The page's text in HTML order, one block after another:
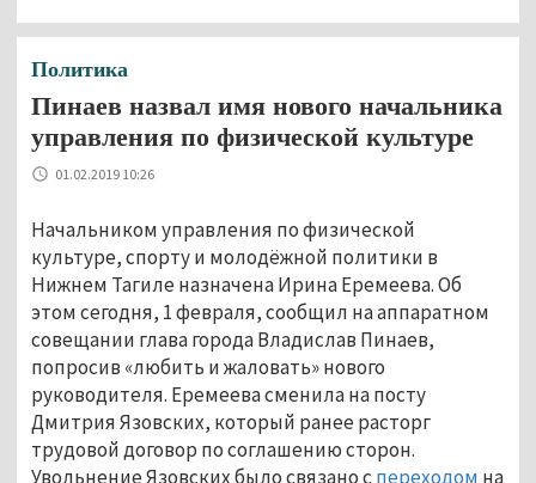
Политика
Пинаев назвал имя нового начальника
управления по физической культуре
01.02.2019 10:26
Начальником управления по физической
культуре, спорту и молодёжной политики в
Нижнем Тагиле назначена Ирина Еремеева. Об
этом сегодня, 1 февраля, сообщил на аппаратном
совещании глава города Владислав Пинаев,
попросив «любить и жаловать» нового
руководителя. Еремеева сменила на посту
Дмитрия Язовских, который ранее расторг
трудовой договор по соглашению сторон.
Увольнение Язовских было связано с переходом на